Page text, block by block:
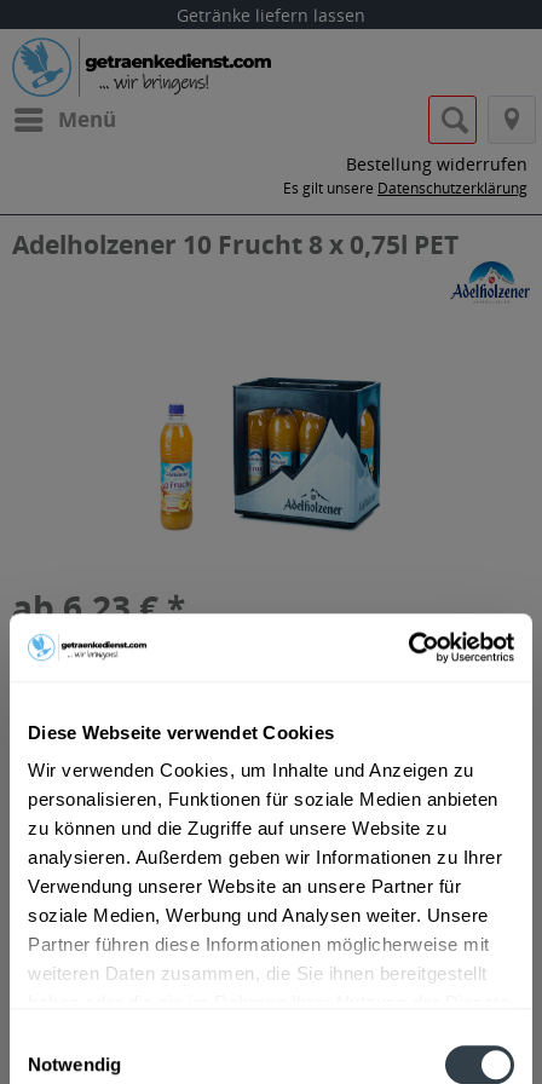
Diese Webseite verwendet Cookies
Wir verwenden Cookies, um Inhalte und Anzeigen zu
personalisieren, Funktionen für soziale Medien anbieten
zu können und die Zugriffe auf unsere Website zu
analysieren. Außerdem geben wir Informationen zu Ihrer
Verwendung unserer Website an unsere Partner für
soziale Medien, Werbung und Analysen weiter. Unsere
Partner führen diese Informationen möglicherweise mit
weiteren Daten zusammen, die Sie ihnen bereitgestellt
Notwendig
Getränke liefern lassen
Menü
Bestellung widerrufen
Es gilt unsere Datenschutzerklärung
Adelholzener 10 Frucht 8 x 0,75l PET
ab 6,23 € *
Inhalt:
inkl. MwSt.ggf. zzgl. Erschwerniszuschlag
MEHRWEG
Warenkorb
Artikel-Nr.:
10739
Verfügbar in:
Beschreibung